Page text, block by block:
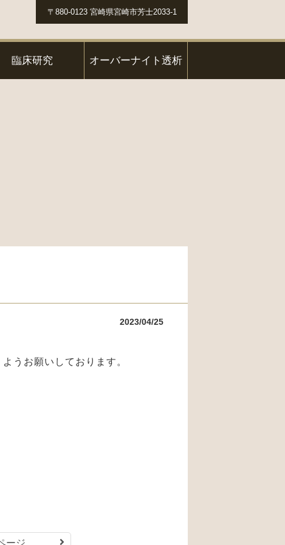
〒880-0123 宮崎県宮崎市芳士2033-1
臨床研究 オーバーナイト透析
2023/04/25
うお願いしております。
ージ